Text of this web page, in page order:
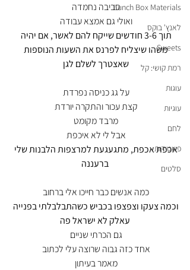
Lunch Box Materials
לאנץ' בוקס
Sweets
רמת קושי: קל
עוגות
עוגיות
לחם
פשטידות
סלטים
סביבה נחמדה
ואולי גם אמצא עבודה
תוך 3-6 חודשים שייקח להם לאשר, אם יהיה
משהו שיצליח לפרנס את השעות הנוספות
שאצטרך לשלם לגן
על גג כניסה נפרדת
קצת עכור והתקרה יורדת
מרבד מקומט
אבל לי לא איכפת
אכפת אכפת, מתגעגעת למרצפות הלבנות שלי
ברעננה
כמה אנשים כבר חייכו אלי ברחוב
וכמה צעקו וצפצפו בכביש כשהתבלבלתי בפנייה
עאלק לא ישראל פה
גם הכרתי שניים
אחד כזה גבוה שרוצה עלי לכתוב
מאמר בעיתון